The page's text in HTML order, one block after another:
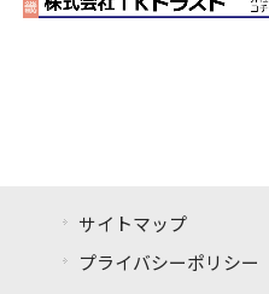
サイトマップ
プライバシーポリシー